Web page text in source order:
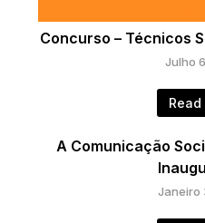
Concurso – Técnicos
Julho
A Comunicação
Janeiro